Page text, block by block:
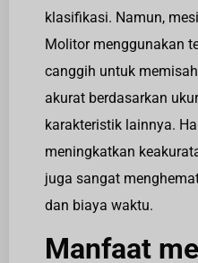
klasifikasi. Namun,
Molitor menggunakan
canggih untuk
akurat berdasarkan
karakteristik lainnya.
meningkatkan
juga sangat
dan biaya waktu.
Manfaat